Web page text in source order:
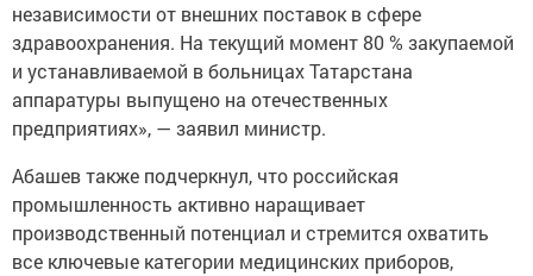
независимости от внешних поставок в сфере
здравоохранения. На текущий момент 80 % закупаемой
и устанавливаемой в больницах Татарстана
аппаратуры выпущено на отечественных
предприятиях», — заявил министр.
Абашев также подчеркнул, что российская
промышленность активно наращивает
производственный потенциал и стремится охватить
все ключевые категории медицинских приборов,